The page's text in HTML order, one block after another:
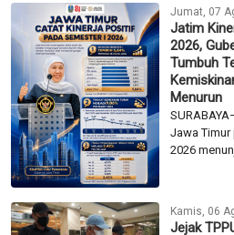
Jumat, 07
Jatim
2026,
Tumbuh
Menurun
Jawa Timur
2026
Kamis, 06
Jejak